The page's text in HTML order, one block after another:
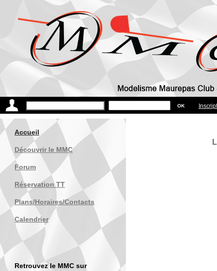
Accueil
Découvrir le MMC
Forum
Réservation TT
Plans/Horaires/Contacts
Calendrier
Retrouvez le MMC sur